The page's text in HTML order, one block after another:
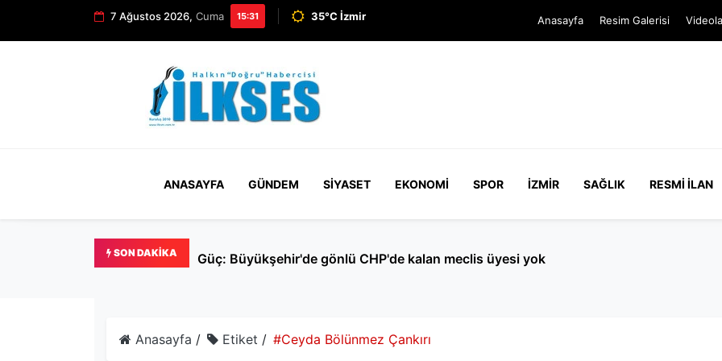
7 Ağustos 2026, Cuma 15:31 35°C İzmir Anasayfa Resim Galerisi
ANASAYFA GÜNDEM SIYASET EKONOMI SPOR İZMIR SAĞLIK RESMI İLAN
SON DAKIKA Pazar günü YÖKDİL/2 adayları ter dökecek
Anasayfa / Etiket / #Ceyda Bölünmez Çankırı